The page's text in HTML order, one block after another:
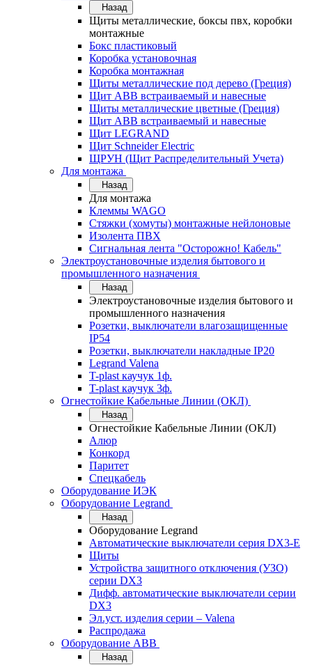
Назад
Щиты металлические, боксы пвх, коробки
монтажные
Бокс пластиковый
Коробка установочная
Коробка монтажная
Щиты металлические под дерево (Греция)
Щит ABB встраиваемый и навесные
Щиты металлические цветные (Греция)
Щит ABB встраиваемый и навесные
Щит LEGRAND
Щит Schneider Electric
ЩРУН (Щит Распределительный Учета)
Для монтажа
Назад
Для монтажа
Клеммы WAGO
Стяжки (хомуты) монтажные нейлоновые
Изолента ПВХ
Сигнальная лента "Осторожно! Кабель"
Электроустановочные изделия бытового и
промышленного назначения
Назад
Электроустановочные изделия бытового и
промышленного назначения
Розетки, выключатели влагозащищенные
IP54
Розетки, выключатели накладные IP20
Legrand Valena
T-plast каучук 1ф.
T-plast каучук 3ф.
Огнестойкие Кабельные Линии (ОКЛ)
Назад
Огнестойкие Кабельные Линии (ОКЛ)
Алюр
Конкорд
Паритет
Спецкабель
Оборудование ИЭК
Оборудование Legrand
Назад
Оборудование Legrand
Автоматические выключатели серия DX3-E
Щиты
Устройства защитного отключения (УЗО)
серии DX3
Дифф. автоматические выключатели серии
DX3
Эл.уст. изделия серии – Valena
Распродажа
Оборудование АВВ
Назад